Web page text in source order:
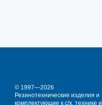
© 1997—2026
Резинотехнические изделия и
комплектующие к с/х. технике и